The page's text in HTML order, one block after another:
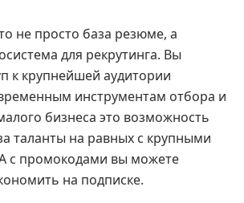
не просто база резюме, а
для рекрутинга. Вы
к крупнейшей аудитории
инструментам отбора и
бизнеса это возможность
таланты на равных с крупными
с промокодами вы можете
на подписке.